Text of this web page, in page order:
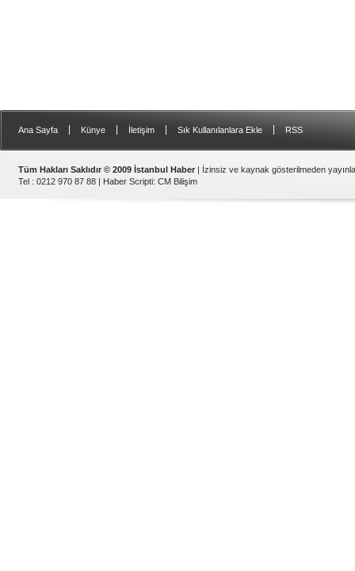
Ana Sayfa Künye İletişim Sık Kullanılanlara Ekle RSS
Tüm Hakları Saklıdır © 2009 İstanbul Haber | İzinsiz ve kaynak gösterilmeden
Tel : 0212 970 87 88 | Haber Scripti: CM Bilişim